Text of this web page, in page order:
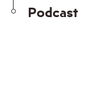
Podcast